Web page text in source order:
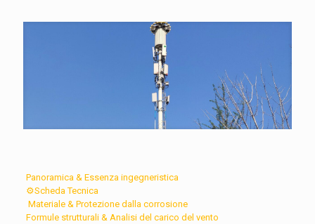
Panoramica & Essenza ingegneristica
⚙️Scheda Tecnica
️ Materiale & Protezione dalla corrosione
Formule strutturali & Analisi del carico del vento